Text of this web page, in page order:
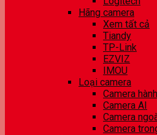
Hãng camera
Xem tất cả
Tiandy
TP-Link
EZVIZ
IMOU
Loại camera
Camera
Camera AI
Camera
Camera